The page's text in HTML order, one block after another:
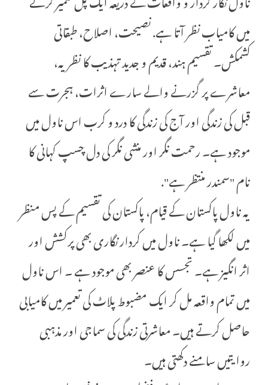
میں کامیاب نظر آتا ہے. نصیحت، اصلاح، طبقاتی
کشمکش۔ تقسیم ہند، قدیم و جدید تہذیب کا نظریہ،
معاشرے پر گزرنے والے سارے اثرات، ہجرت سے
قبل کی زندگی اور آج کی زندگی کا درد و کرب اس ناول میں
موجود ہے۔ رحمت نگر اور منشی نگر کی دل چسپ کہانی کا
نام "سمندر منتظر ہے".
یہ ناول پاکستان کے قیام، پاکستان کی تقسیم کے پس منظر
میں لکھا گیا ہے۔ ناول میں کردار نگاری بھی پرکشش اور
اثر انگیز ہے۔ تجسس کا عنصر بھی موجود ہے ۔ اس ناول
میں تمام واقعہ مل کر ایک مضبوط پلاٹ کی تعمیر میں کامیابی
حاصل کرتے ہیں۔ معاشرتی زندگی کی سماجی اور مذہبی
روایتیں سامنے دکھتی ہیں۔